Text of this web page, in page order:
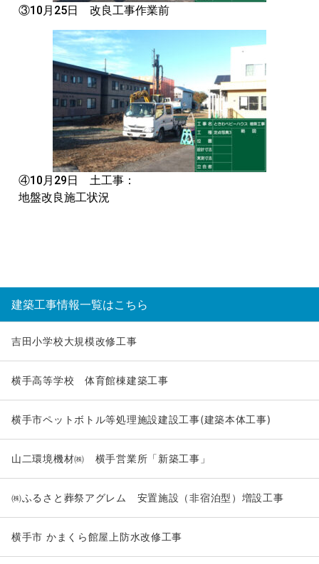
③10月25日 改良工事作業前
④10月29日 土工事：
地盤改良施工状況
建築工事情報一覧はこちら
吉田小学校大規模改修工事
横手高等学校 体育館棟建築工事
横手市ペットボトル等処理施設建設工事(建築本体工事)
山二環境機材㈱ 横手営業所「新築工事」
㈱ふるさと葬祭アグレム 安置施設（非宿泊型）増設工事
横手市 かまくら館屋上防水改修工事